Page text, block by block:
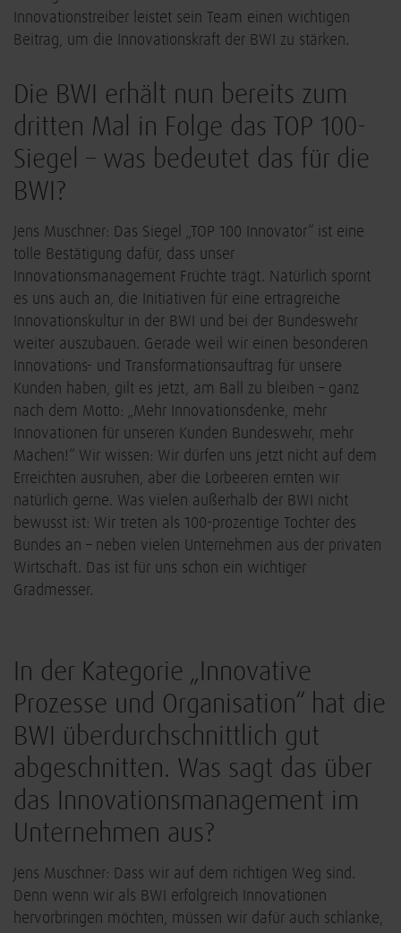
Innovationstreiber leistet sein Team einen wichtigen
Beitrag, um die Innovationskraft der BWI zu stärken.
Die BWI erhält nun bereits zum
dritten Mal in Folge das TOP 100-
Siegel – was bedeutet das für die
BWI?
Jens Muschner: Das Siegel „TOP 100 Innovator“ ist eine
tolle Bestätigung dafür, dass unser
Innovationsmanagement Früchte trägt. Natürlich spornt
es uns auch an, die Initiativen für eine ertragreiche
Innovationskultur in der BWI und bei der Bundeswehr
weiter auszubauen. Gerade weil wir einen besonderen
Innovations- und Transformationsauftrag für unsere
Kunden haben, gilt es jetzt, am Ball zu bleiben – ganz
nach dem Motto: „Mehr Innovationsdenke, mehr
Innovationen für unseren Kunden Bundeswehr, mehr
Machen!“ Wir wissen: Wir dürfen uns jetzt nicht auf dem
Erreichten ausruhen, aber die Lorbeeren ernten wir
natürlich gerne. Was vielen außerhalb der BWI nicht
bewusst ist: Wir treten als 100-prozentige Tochter des
Bundes an – neben vielen Unternehmen aus der privaten
Wirtschaft. Das ist für uns schon ein wichtiger
Gradmesser.
In der Kategorie „Innovative
Prozesse und Organisation“ hat die
BWI überdurchschnittlich gut
abgeschnitten. Was sagt das über
das Innovationsmanagement im
Unternehmen aus?
Jens Muschner: Dass wir auf dem richtigen Weg sind.
Denn wenn wir als BWI erfolgreich Innovationen
hervorbringen möchten, müssen wir dafür auch schlanke,